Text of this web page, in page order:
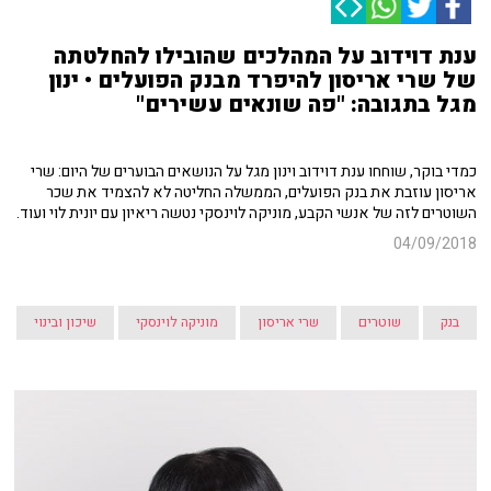
ענת דוידוב על המהלכים שהובילו להחלטתה
של שרי אריסון להיפרד מבנק הפועלים • ינון
מגל בתגובה: "פה שונאים עשירים"
כמדי בוקר, שוחחו ענת דוידוב וינון מגל על הנושאים הבוערים של היום: שרי
אריסון עוזבת את בנק הפועלים, הממשלה החליטה לא להצמיד את שכר
השוטרים לזה של אנשי הקבע, מוניקה לוינסקי נטשה ריאיון עם יונית לוי ועוד.
04/09/2018
בנק שוטרים שרי אריסון מוניקה לוינסקי שיכון ובינוי